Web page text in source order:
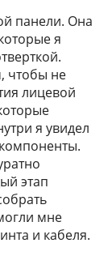
панели. Она
я
чтобы не
лицевой
я увидел
этап
мне
и кабеля.